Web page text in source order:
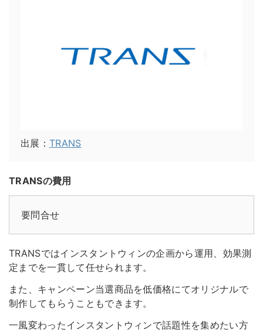
出展： TRANS
TRANSの費用
要問合せ
TRANSではインスタントウィンの企画から運用、効果測
定までを一貫して任せられます。
また、キャンペーン当選商品を低価格にてオリジナルで
制作してもらうこともできます。
一風変わったインスタントウィンで話題性を集めたい方